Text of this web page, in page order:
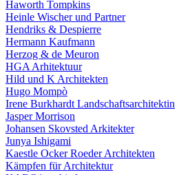
Haworth Tompkins
Heinle Wischer und Partner
Hendriks & Despierre
Hermann Kaufmann
Herzog & de Meuron
HGA Arhitektuur
Hild und K Architekten
Hugo Mompò
Irene Burkhardt Landschaftsarchitektin
Jasper Morrison
Johansen Skovsted Arkitekter
Junya Ishigami
Kaestle Ocker Roeder Architekten
Kämpfen für Architektur